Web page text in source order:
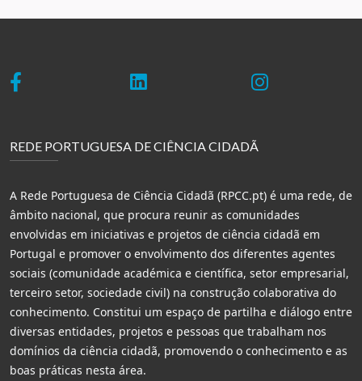
REDE PORTUGUESA DE CIÊNCIA CIDADÃ
A Rede Portuguesa de Ciência Cidadã (RPCC.pt) é uma rede, de
âmbito nacional, que procura reunir as comunidades
envolvidas em iniciativas e projetos de ciência cidadã em
Portugal e promover o envolvimento dos diferentes agentes
sociais (comunidade académica e científica, setor empresarial,
terceiro setor, sociedade civil) na construção colaborativa do
conhecimento. Constitui um espaço de partilha e diálogo entre
diversas entidades, projetos e pessoas que trabalham nos
domínios da ciência cidadã, promovendo o conhecimento e as
boas práticas nesta área.